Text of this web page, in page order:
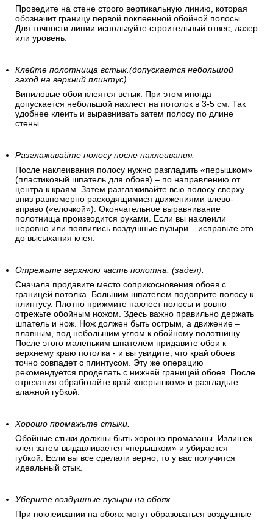
Проведите на стене строго вертикальную линию, которая
обозначит границу первой поклеенной обойной полосы.
Для точности линии используйте строительный отвес, лазер
или уровень.
Клейте полотнища встык.(допускается небольшой
заход на верхний плинтус).
Виниловые обои клеятся встык. При этом иногда
допускается небольшой нахлест на потолок в 3-5 см. Так
удобнее клеить и выравнивать затем полосу по длине
стены.
Разглаживайте полосу после наклеивания.
После наклеивания полосу нужно разгладить «перышком»
(пластиковый шпатель для обоев) – по направлению от
центра к краям. Затем разглаживайте всю полосу сверху
вниз равномерно расходящимися движениями влево-
вправо («елочкой»). Окончательное выравнивание
полотнища производится руками. Если вы наклеили
неровно или появились воздушные пузыри – исправьте это
до высыхания клея.
Отрежьте верхнюю часть полотна. (задел).
Сначала продавите место соприкосновения обоев с
границей потолка. Большим шпателем подоприте полосу к
плинтусу. Плотно прижмите нахлест полосы и ровно
отрежьте обойным ножом. Здесь важно правильно держать
шпатель и нож. Нож должен быть острым, а движение –
плавным, под небольшим углом к обойному полотнищу.
После этого маленьким шпателем придавите обои к
верхнему краю потолка - и вы увидите, что край обоев
точно совпадет с плинтусом. Эту же операцию
рекомендуется проделать с нижней границей обоев. После
отрезания обработайте край «перышком» и разгладьте
влажной губкой.
Хорошо промажьте стыки.
Обойные стыки должны быть хорошо промазаны. Излишек
клея затем выдавливается «перышком» и убирается
губкой. Если вы все сделали верно, то у вас получится
идеальный стык.
Уберите воздушные пузыри на обоях.
При поклеивании на обоях могут образоваться воздушные